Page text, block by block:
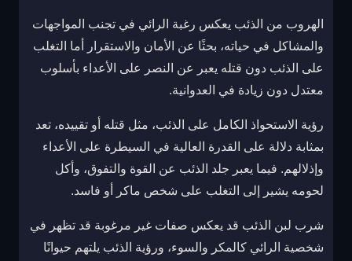
الهروب من الذئب يعكس رغبة الرائي في تجنب المواجهات
والمشاكل في حياته، بحثًا عن الأمان والاستقرار أما التغلب
على الذئب دون قتله يعبر عن النصر على الأعداء بأسلوب
معتدل دون زيادة في العدوانية.
رؤية الاستحواذ الكامل على الذئب، مثل قتله أو تقييده، تعد
بمثابة دلالة على القدرة العالية في السيطرة على الأعداء
وإذلالهم. فيما يعبر جلد الذئب عن القوة والتفوق، وأكل
لحومه يشير إلى التغلب على شخص ماكر أو فاسد.
شرب لبن الذئب قد يعكس صفات غير مرغوبة قد تظهر في
شخصية الرائي كالمكر والسوء، ورؤية الذئب يلتهم حيوانًا